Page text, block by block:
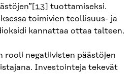
[13] tuottamiseksi.
toimivien teollisuus- ja
kannattaa ottaa talteen.
rooli negatiivisten päästöjen
Investointeja tekevät